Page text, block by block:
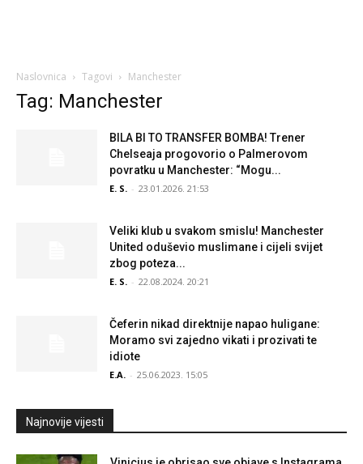
Naslovnica Tagovi Manchester
Tag: Manchester
BILA BI TO TRANSFER BOMBA! Trener
Chelseaja progovorio o Palmerovom
povratku u Manchester: “Mogu...
E. S. - 23.01.2026. 21:53
Veliki klub u svakom smislu! Manchester
United oduševio muslimane i cijeli svijet
zbog poteza...
E. S. - 22.08.2024. 20:21
Čeferin nikad direktnije napao huligane:
Moramo svi zajedno vikati i prozivati te
idiote
E.A. - 25.06.2023. 15:05
Najnovije vijesti